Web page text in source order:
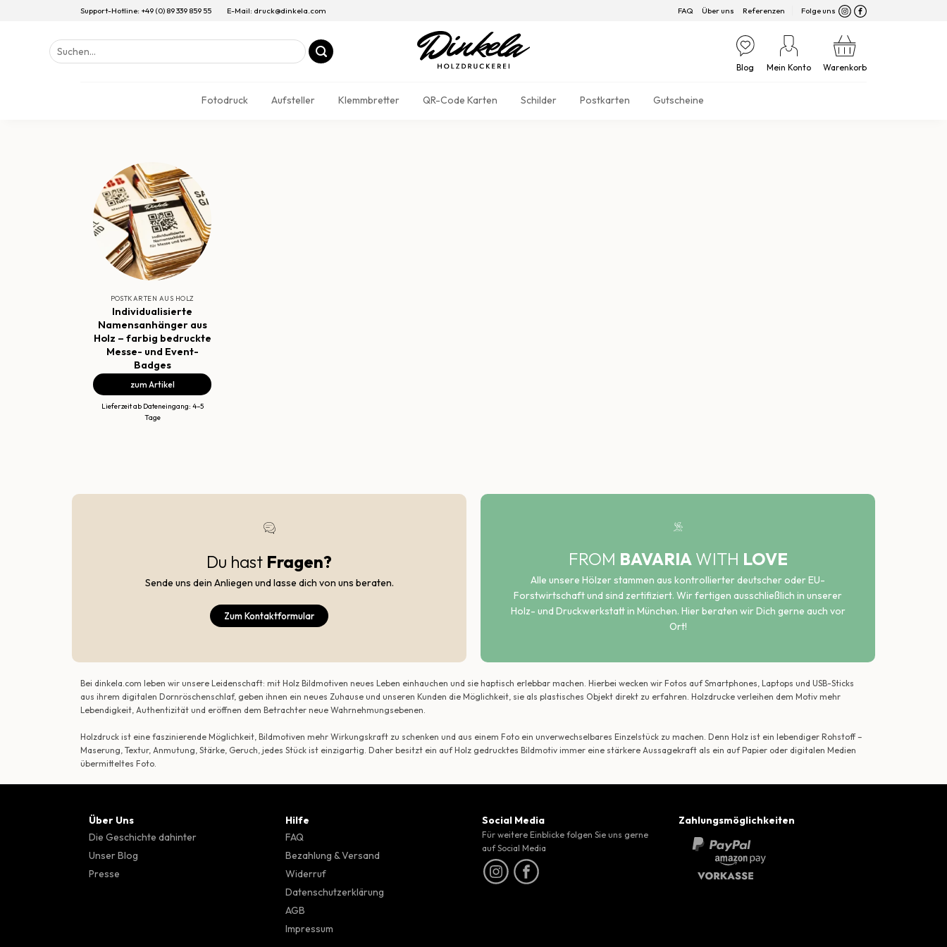
Support-Hotline: +49 (0) 89 339 859 55 E-Mail: druck@dinkela.com FAQ Über uns Referenzen Folge uns
Suchen
nach:
Blog Mein Konto Warenkorb
Fotodruck Aufsteller Klemmbretter QR-Code Karten Schilder Postkarten Gutscheine
POSTKARTEN AUS HOLZ
Individualisierte
Namensanhänger aus
Holz – farbig bedruckte
Messe- und Event-
Badges
zum Artikel
Lieferzeit ab Dateneingang: 4–5
Tage
Du hast Fragen?
Sende uns dein Anliegen und lasse dich von uns beraten.
Zum Kontaktformular
FROM BAVARIAWITH LOVE
Alle unsere Hölzer stammen aus kontrollierter deutscher oder EU-
Forstwirtschaft und sind zertifiziert. Wir fertigen ausschließlich in unserer
Holz- und Druckwerkstatt in München. Hier beraten wir Dich gerne auch vor
Ort!
Bei dinkela.com leben wir unsere Leidenschaft: mit Holz Bildmotiven neues Leben einhauchen und sie haptisch erlebbar machen. Hierbei wecken wir Fotos auf Smartphones, Laptops und USB-Sticks
aus ihrem digitalen Dornröschenschlaf, geben ihnen ein neues Zuhause und unseren Kunden die Möglichkeit, sie als plastisches Objekt direkt zu erfahren. Holzdrucke verleihen dem Motiv mehr
Lebendigkeit, Authentizität und eröffnen dem Betrachter neue Wahrnehmungsebenen.
Holzdruck ist eine faszinierende Möglichkeit, Bildmotiven mehr Wirkungskraft zu schenken und aus einem Foto ein unverwechselbares Einzelstück zu machen. Denn Holz ist ein lebendiger Rohstoff –
Maserung, Textur, Anmutung, Stärke, Geruch, jedes Stück ist einzigartig. Daher besitzt ein auf Holz gedrucktes Bildmotiv immer eine stärkere Aussagekraft als ein auf Papier oder digitalen Medien
übermitteltes Foto.
Über Uns
Die Geschichte dahinter
Unser Blog
Presse
Hilfe
FAQ
Bezahlung & Versand
Widerruf
Datenschutzerklärung
AGB
Impressum
Social Media
Für weitere Einblicke folgen Sie uns gerne
auf Social Media
Zahlungsmöglichkeiten